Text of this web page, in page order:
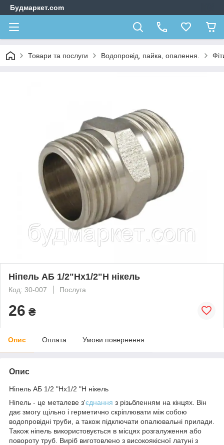
Будмаркет.com
Товари та послуги Водопровід, пайка, опалення.
Ніпель АБ 1/2"Нх1/2"Н нікель
Код: 30-007 Послуга
26 ₴
Опис Оплата Умови повернення
Опис
Ніпель АБ 1/2 "Нх1/2 "Н нікель
Ніпель - це металеве з'єднання з різьбленням на кінцях. Він
дає змогу щільно і герметично скріплювати між собою
водопровідні труби, а також підключати опалювальні прилади.
Також ніпель використовується в місцях розгалуження або
повороту труб. Виріб виготовлено з високоякісної латуні з